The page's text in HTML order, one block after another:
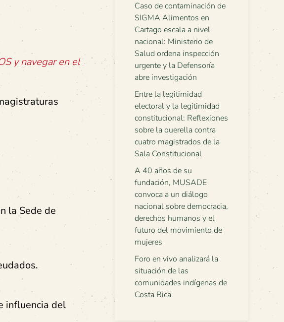
y navegar en el
la Sede de
influencia del
Caso de contaminación de
SIGMA Alimentos en
Cartago escala a nivel
nacional: Ministerio de
Salud ordena inspección
urgente y la Defensoría
abre investigación
Entre la legitimidad
electoral y la legitimidad
constitucional: Reflexiones
sobre la querella contra
cuatro magistrados de la
Sala Constitucional
A 40 años de su
fundación, MUSADE
convoca a un diálogo
nacional sobre democracia,
derechos humanos y el
futuro del movimiento de
mujeres
Foro en vivo analizará la
situación de las
comunidades indígenas de
Costa Rica